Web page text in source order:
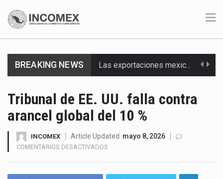
BREAKING NEWS En el primer semestre de 2026, el Servicio de Administración Tributaria (SAT) cobró un total…
Tribunal de EE. UU. falla contra
arancel global del 10 %
INCOMEX Article Updated: mayo 8, 2026
COMENTARIOS DESACTIVADOS